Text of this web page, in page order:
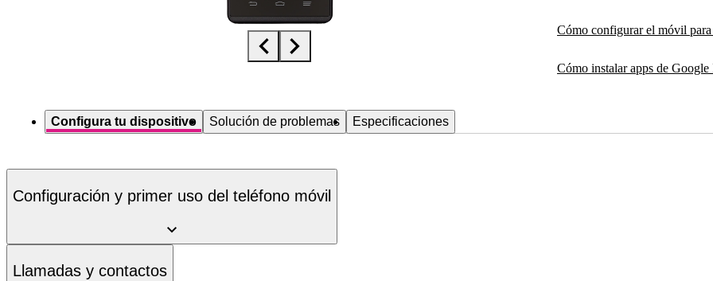
Cómo configurar el móvil
Cómo instalar apps de Google
Configura tu dispositivo Solución de problemas Especificaciones
Configuración y primer uso del teléfono móvil
Llamadas y contactos